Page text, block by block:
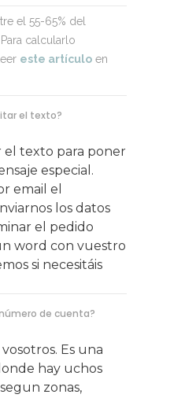
el 55-65% del
calcularlo
este artículo en
el texto?
el texto para poner
especial.
email el
los datos
el pedido
word con vuestro
si necesitáis
de cuenta?
Es una
hay uchos
zonas,